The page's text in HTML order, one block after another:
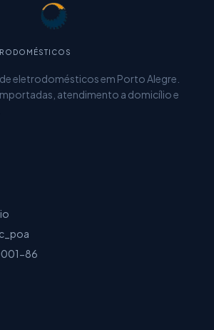
eletrodomésticosem Porto Alegre.
atendimento a domicílio e
86